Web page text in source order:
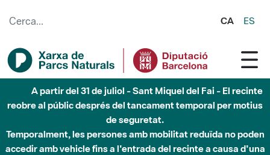
CA ES
A partir del 31 de juliol - Sant Miquel del Fai - El recinte
reobre al públic després del tancament temporal per motius
de seguretat.
Temporalment, les persones amb mobilitat reduïda no poden
accedir amb vehicle fins a l'entrada del recinte a causa d'una